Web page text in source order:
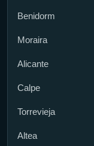
Benidorm
Moraira
Alicante
Calpe
Torrevieja
Altea